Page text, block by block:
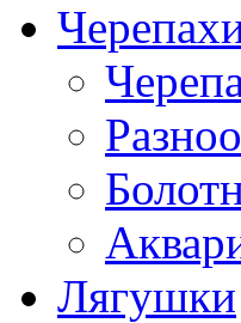
Лягушки